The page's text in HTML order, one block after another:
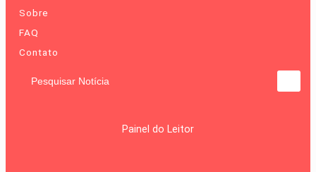
Sobre
FAQ
Contato
Pesquisar Notícia
Painel do Leitor